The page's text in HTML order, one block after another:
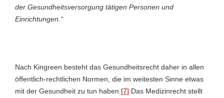
der Gesundheitsversorgung tätigen Personen und
Einrichtungen.“
Nach Kingreen besteht das Gesundheitsrecht daher in allen
öffentlich-rechtlichen Normen, die im weitesten Sinne etwas
mit der Gesundheit zu tun haben. [7] Das Medizinrecht stellt